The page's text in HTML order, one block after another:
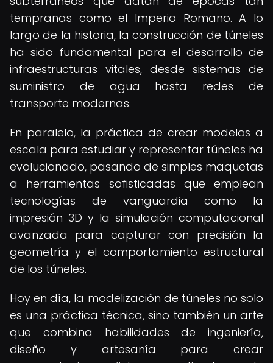
tempranas como el Imperio Romano. A lo
largo de la historia, la construcción de túneles
ha sido fundamental para el desarrollo de
infraestructuras vitales, desde sistemas de
suministro de agua hasta redes de
transporte modernas.
En paralelo, la práctica de crear modelos a
escala para estudiar y representar túneles ha
evolucionado, pasando de simples maquetas
a herramientas sofisticadas que emplean
tecnologías de vanguardia como la
impresión 3D y la simulación computacional
avanzada para capturar con precisión la
geometría y el comportamiento estructural
de los túneles.
Hoy en día, la modelización de túneles no solo
es una práctica técnica, sino también un arte
que combina habilidades de ingeniería,
diseño y artesanía para crear